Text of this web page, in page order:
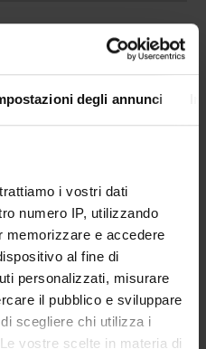
degli annunci
trattiamo i vostri dati
numero IP, utilizzando
memorizzare e accedere
al fine di
personalizzati, misurare
il pubblico e sviluppare
scegliere chi utilizza i
vostre scelte in materia di
of phosphorylated
of Attentional and
'legal doping'?